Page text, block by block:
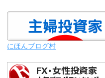
にほんブログ村